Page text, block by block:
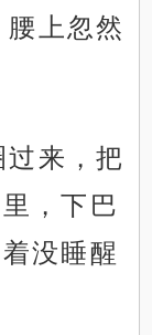
上忽然
来，把
，下巴
没睡醒